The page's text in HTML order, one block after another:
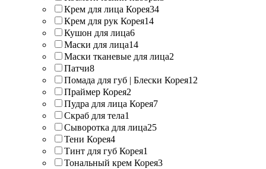
Крем для лица Корея34
Крем для рук Корея14
Кушон для лица6
Маски для лица14
Маски тканевые для лица2
Патчи8
Помада для губ | Блески Корея12
Праймер Корея2
Пудра для лица Корея7
Скраб для тела1
Сыворотка для лица25
Тени Корея4
Тинт для губ Корея1
Тональный крем Корея3